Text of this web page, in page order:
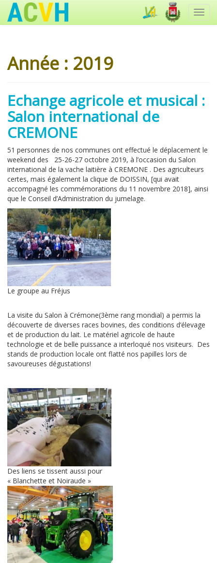
Année : 2019
Echange agricole et musical :
Salon international de
CREMONE
51 personnes de nos communes ont effectué le déplacement le
weekend des 25-26-27 octobre 2019, à l’occasion du Salon
international de la vache laitière à CREMONE . Des agriculteurs
certes, mais également la clique de DOISSIN, [qui avait
accompagné les commémorations du 11 novembre 2018], ainsi
que le Conseil d’Administration du jumelage.
Le groupe au Fréjus
La visite du Salon à Crémone(3ème rang mondial) a permis la
découverte de diverses races bovines, des conditions d’élevage
et de production du lait. Le matériel agricole de haute
technologie et de belle puissance a interloqué nos visiteurs. Des
stands de production locale ont flatté nos papilles lors de
savoureuses dégustations!
Des liens se tissent aussi pour
« Blanchette et Noiraude »